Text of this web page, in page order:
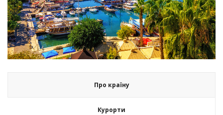
Про країну
Курорти